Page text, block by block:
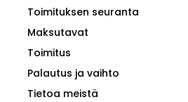
Toimituksen seuranta
Maksutavat
Toimitus
Palautus ja vaihto
Tietoa meistä